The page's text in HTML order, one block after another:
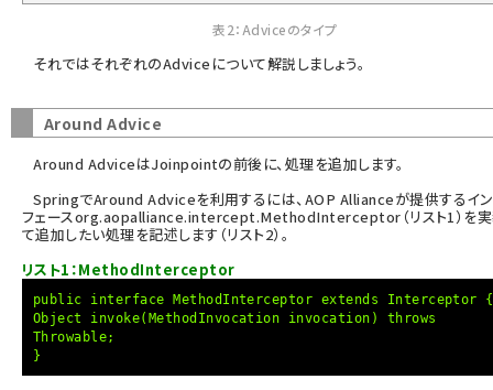
表2：Adviceのタイプ
それではそれぞれのAdviceについて解説しましょう。
Around Advice
Around AdviceはJoinpointの前後に、処理を追加します。
SpringでAround Adviceを利用するには、AOP Allianceが提供するイ
フェースorg.aopalliance.intercept.MethodInterceptor（リスト1）を
て追加したい処理を記述します（リスト2）。
リスト1：MethodInterceptor
public interface MethodInterceptor extends Interceptor {
Object invoke(MethodInvocation invocation) throws
Throwable;
}